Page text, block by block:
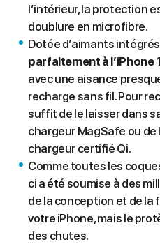
l’intérieur, la protection
doublure en microfibre.
Dotée d’aimants
parfaitement à l’iPhone
avec une aisance
recharge sans fil. Pour
suffit de le laisser dans
chargeur MagSafe ou de
chargeur certifié Qi.
Comme toutes les
ci a été soumise à des
de la conception et de la
votre iPhone, mais le
des chutes.